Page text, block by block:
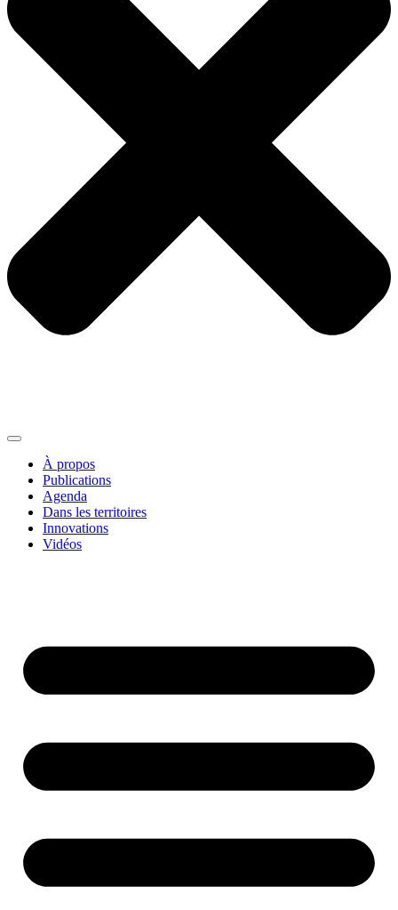
À propos
Publications
Agenda
Dans les territoires
Innovations
Vidéos